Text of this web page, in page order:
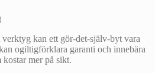
kan ett gör-det-själv-byt vara
ogiltigförklara garanti och innebära
mer på sikt.